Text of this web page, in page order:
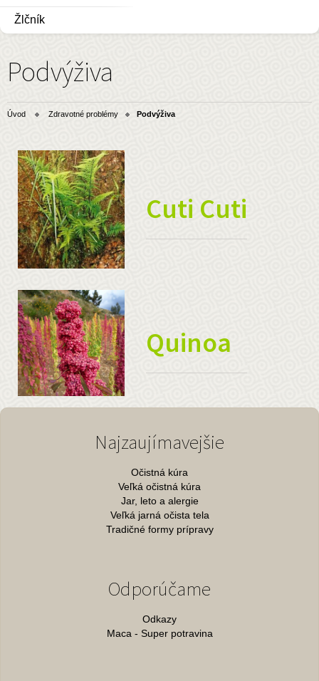
Žlčník
Podvýživa
Úvod Zdravotné problémy Podvýživa
Cuti Cuti
Quinoa
Najzaujímavejšie
Očistná kúra
Veľká očistná kúra
Jar, leto a alergie
Veľká jarná očista tela
Tradičné formy prípravy
Odporúčame
Odkazy
Maca - Super potravina